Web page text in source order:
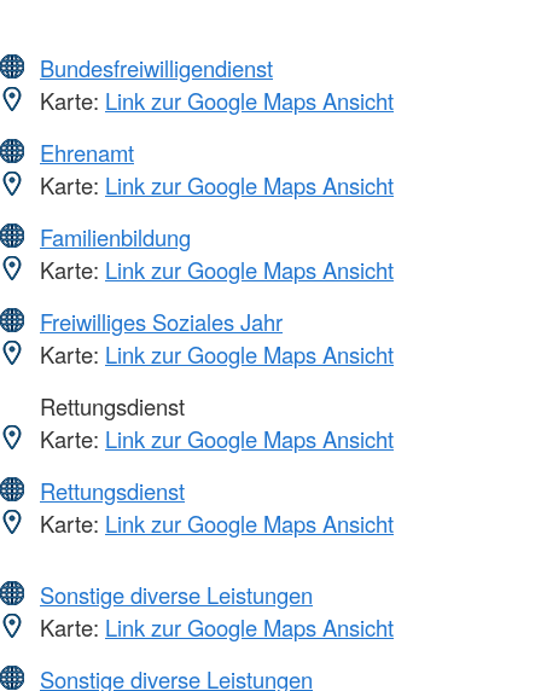
Bundesfreiwilligendienst
Karte: Link zur Google Maps Ansicht
Ehrenamt
Karte: Link zur Google Maps Ansicht
Familienbildung
Karte: Link zur Google Maps Ansicht
Freiwilliges Soziales Jahr
Karte: Link zur Google Maps Ansicht
Rettungsdienst
Karte: Link zur Google Maps Ansicht
Rettungsdienst
Karte: Link zur Google Maps Ansicht
Sonstige diverse Leistungen
Karte: Link zur Google Maps Ansicht
Sonstige diverse Leistungen